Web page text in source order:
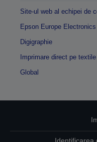
Site-ul web al echipei de
Epson Europe Electronics
Digigraphie
Imprimare direct pe textile
Global
Identificarea